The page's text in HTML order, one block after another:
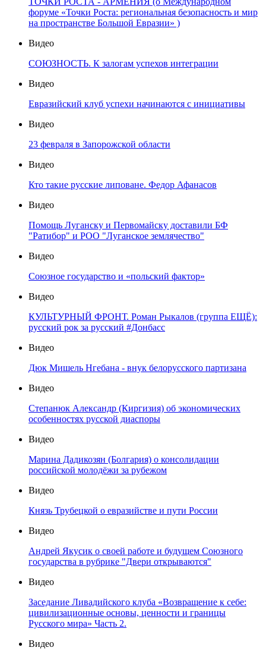
форуме «Точки Роста: региональная безопасность и мир
на пространстве Большой Евразии» )
Видео
СОЮЗНОСТЬ. К залогам успехов интеграции
Видео
Евразийский клуб успехи начинаются с инициативы
Видео
23 февраля в Запорожской области
Видео
Кто такие русские липоване. Федор Афанасов
Видео
Помощь Луганску и Первомайску доставили БФ
"Ратибор" и РОО "Луганское землячество"
Видео
Союзное государство и «польский фактор»
Видео
КУЛЬТУРНЫЙ ФРОНТ. Роман Рыкалов (группа ЕЩЁ):
русский рок за русский #Донбасс
Видео
Дюк Мишель Нгебана - внук белорусского партизана
Видео
Степанюк Александр (Киргизия) об экономических
особенностях русской диаспоры
Видео
Марина Дадикозян (Болгария) о консолидации
российской молодёжи за рубежом
Видео
Князь Трубецкой о евразийстве и пути России
Видео
Андрей Якусик о своей работе и будущем Союзного
государства в рубрике "Двери открываются"
Видео
Заседание Ливадийского клуба «Возвращение к себе:
цивилизационные основы, ценности и границы
Русского мира» Часть 2.
Видео